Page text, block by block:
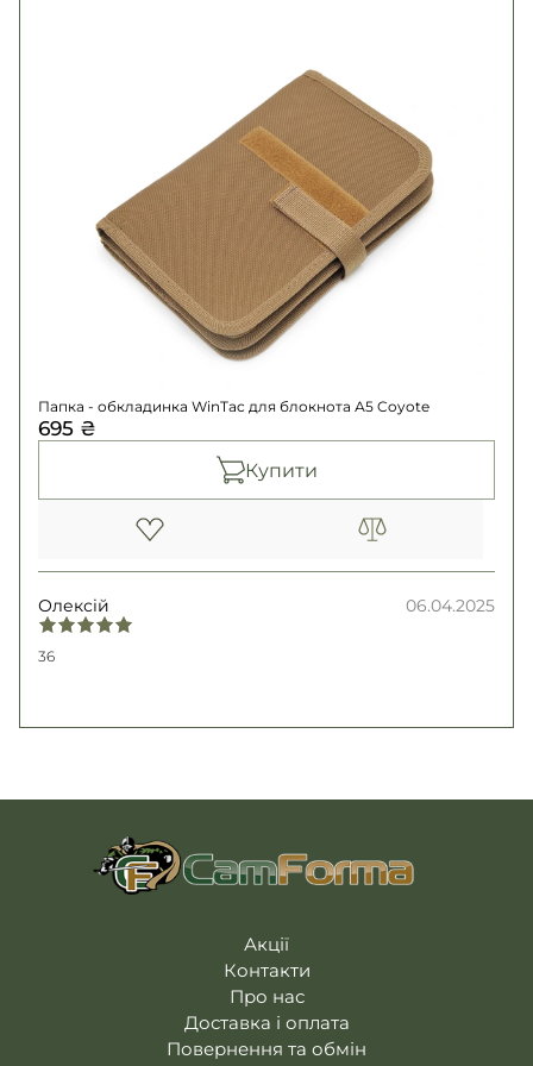
Папка - обкладинка WinTac для блокнота А5 Coyote
695 ₴
Купити
Олексій 06.04.2025
36
Акції
Контакти
Про нас
Доставка і оплата
Повернення та обмін